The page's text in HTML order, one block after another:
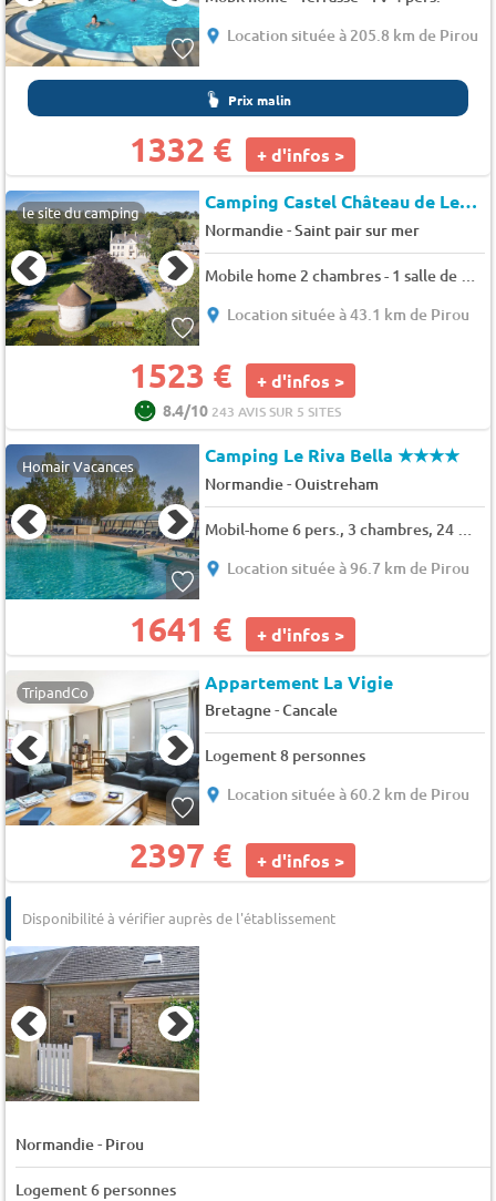
Location située à 205.8 km de Pirou
Prix malin
1332 € + d'infos >
le site du camping Camping Castel Château de Lez Eaux
Normandie-Saint pair sur mer
Mobile home 2 chambres - 1 salle de bain - Premium Samedi 4 pers.
Location située à 43.1 km de Pirou
1523 € + d'infos >
8.4/10 243 AVIS SUR 5 SITES
Homair Vacances Camping Le Riva Bella★★★★
Normandie-Ouistreham
Mobil-home 6 pers., 3 chambres, 24 m² - 36 m²
Location située à 96.7 km de Pirou
1641 € + d'infos >
TripandCo Appartement La Vigie
Bretagne-Cancale
Logement 8 personnes
Location située à 60.2 km de Pirou
2397 € + d'infos >
Disponibilité à vérifier auprès de l'établissement
Normandie- Pirou
Logement 6 personnes